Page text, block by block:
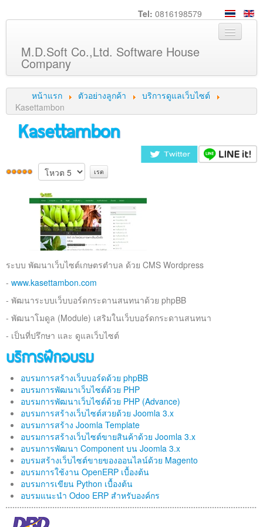
Tel: 0816198579
M.D.Soft Co.,Ltd. Software House
Company
หน้าหลัก
เกี่ยวกับเรา
บริการ
ความรู้
ภาพกิจกรรม
ร่วมงานกับเรา
ช่วยเหลือ
ติดต่อเรา
หน้าแรก ตัวอย่างลูกค้า
บริการดูแลเว็บไซต์
Kasettambon
Kasettambon
ระบบ พัฒนาเว็บไซต์เกษตรตำบล ด้วย CMS Wordpress
- www.kasettambon.com
- พัฒนาระบบเว็บบอร์ดกระดานสนทนาด้วย phpBB
- พัฒนาโมดูล (Module) เสริมในเว็บบอร์ดกระดานสนทนา
- เป็นที่ปรึกษา และ ดูแลเว็บไซต์
บริการฝึกอบรม
อบรมการสร้างเว็บบอร์ดด้วย phpBB
อบรมการพัฒนาเว็บไซต์ด้วย PHP
อบรมการพัฒนาเว็บไซต์ด้วย PHP (Advance)
อบรมการสร้างเว็บไซต์สวยด้วย Joomla 3.x
อบรมการสร้าง Joomla Template
อบรมการสร้างเว็บไซต์ขายสินค้าด้วย Joomla 3.x
อบรมการพัฒนา Component บน Joomla 3.x
อบรมสร้างเว็บไซต์ขายของออนไลน์ด้วย Magento
อบรมการใช้งาน OpenERP เบื้องต้น
อบรมการเขียน Python เบื้องต้น
อบรมแนะนำ Odoo ERP สำหรับองค์กร